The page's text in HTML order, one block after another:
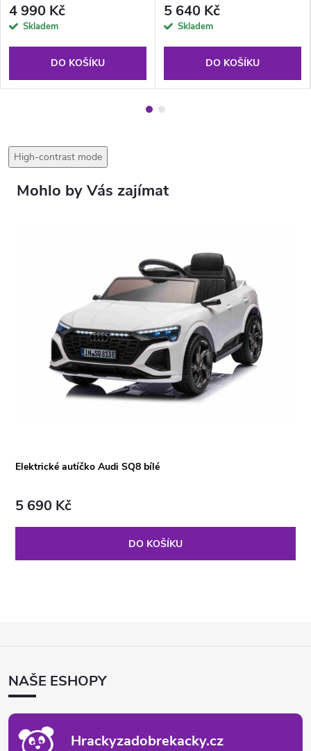
4 990 Kč
Skladem
DO KOŠÍKU
5 640 Kč
Skladem
DO KOŠÍKU
High-contrast mode
Elektrické autíčko Audi SQ8 bílé
5 690 Kč
DO KOŠÍKU
ANAŠE ESHOPY
Hrackyzadobrekacky.cz